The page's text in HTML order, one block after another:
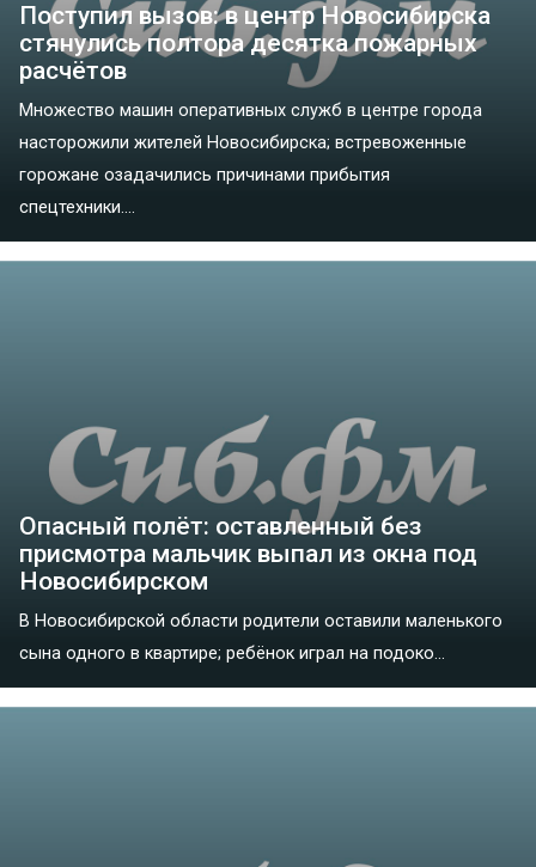
Поступил вызов: в центр Новосибирска
стянулись полтора десятка пожарных
расчётов
Множество машин оперативных служб в центре города
насторожили жителей Новосибирска; встревоженные
горожане озадачились причинами прибытия
спецтехники....
Опасный полёт: оставленный без
присмотра мальчик выпал из окна под
Новосибирском
В Новосибирской области родители оставили маленького
сына одного в квартире; ребёнок играл на подоко...